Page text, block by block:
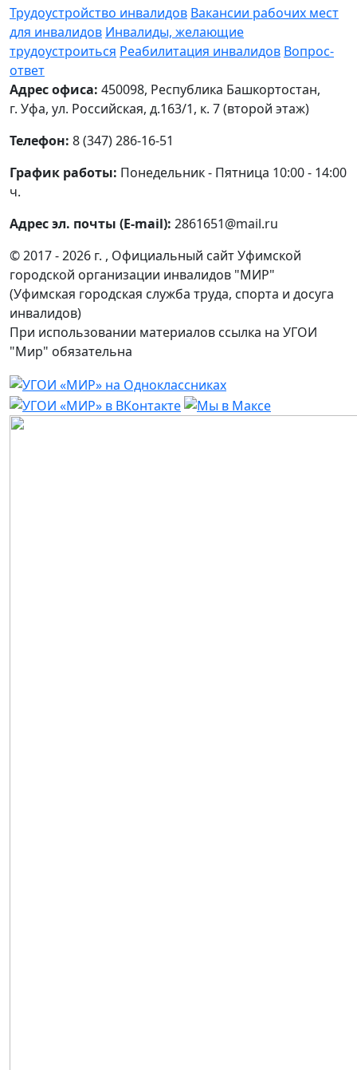
Трудоустройство инвалидов Вакансии рабочих мест
для инвалидов Инвалиды, желающие
трудоустроиться Реабилитация инвалидов Вопрос-
ответ
Адрес офиса: 450098, Республика Башкортостан,
г. Уфа, ул. Российская, д.163/1, к. 7 (второй этаж)
Телефон: 8 (347) 286-16-51
График работы: Понедельник - Пятница 10:00 - 14:00
ч.
Адрес эл. почты (E-mail): 2861651@mail.ru
© 2017 - 2026 г. , Официальный сайт Уфимской
городской организации инвалидов "МИР"
(Уфимская городская служба труда, спорта и досуга
инвалидов)
При использовании материалов ссылка на УГОИ
"Мир" обязательна